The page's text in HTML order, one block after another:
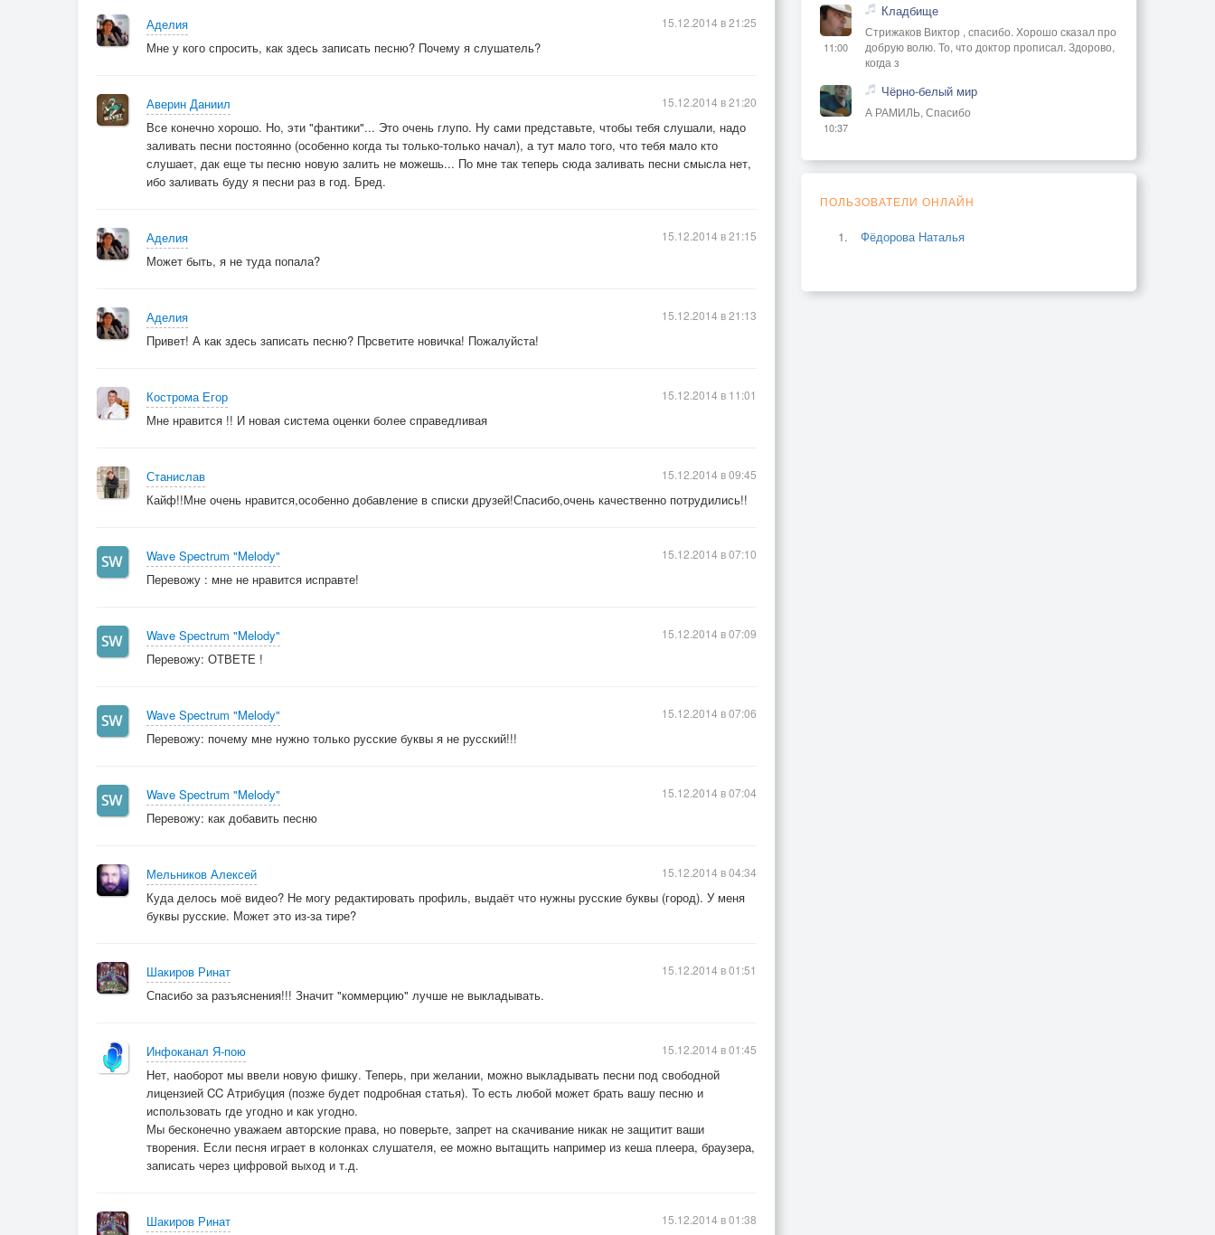
Аделия 15.12.2014 в 21:25
Мне у кого спросить, как здесь записать песню? Почему я слушатель?
Аверин Даниил 15.12.2014 в 21:20
Все конечно хорошо. Но, эти "фантики"... Это очень глупо. Ну сами представьте, чтобы тебя слушали, надо
заливать песни постоянно (особенно когда ты только-только начал), а тут мало того, что тебя мало кто
слушает, дак еще ты песню новую залить не можешь... По мне так теперь сюда заливать песни смысла нет,
ибо заливать буду я песни раз в год. Бред.
Аделия 15.12.2014 в 21:15
Может быть, я не туда попала?
Аделия 15.12.2014 в 21:13
Привет! А как здесь записать песню? Прсветите новичка! Пожалуйста!
Кострома Егор 15.12.2014 в 11:01
Мне нравится !! И новая система оценки более справедливая
Станислав 15.12.2014 в 09:45
Кайф!!Мне очень нравится,особенно добавление в списки друзей!Спасибо,очень качественно потрудились!!
Wave Spectrum "Melody" 15.12.2014 в 07:10
Перевожу : мне не нравится исправте!
Wave Spectrum "Melody" 15.12.2014 в 07:09
Перевожу: ОТВЕТЕ !
Wave Spectrum "Melody" 15.12.2014 в 07:06
Перевожу: почему мне нужно только русские буквы я не русский!!!
Wave Spectrum "Melody" 15.12.2014 в 07:04
Перевожу: как добавить песню
Мельников Алексей 15.12.2014 в 04:34
Куда делось моё видео? Не могу редактировать профиль, выдаёт что нужны русские буквы (город). У меня
буквы русские. Может это из-за тире?
Шакиров Ринат 15.12.2014 в 01:51
Спасибо за разъяснения!!! Значит "коммерцию" лучше не выкладывать.
Инфоканал Я-пою 15.12.2014 в 01:45
Нет, наоборот мы ввели новую фишку. Теперь, при желании, можно выкладывать песни под свободной
лицензией CC Атрибуция (позже будет подробная статья). То есть любой может брать вашу песню и
использовать где угодно и как угодно.
Мы бесконечно уважаем авторские права, но поверьте, запрет на скачивание никак не защитит ваши
творения. Если песня играет в колонках слушателя, ее можно вытащить например из кеша плеера, браузера,
записать через цифровой выход и т.д.
Шакиров Ринат 15.12.2014 в 01:38
11:00
Кладбище
Стрижаков Виктор , спасибо. Хорошо сказал про
добрую волю. То, что доктор прописал. Здорово,
когда з
10:37
Чёрно-белый мир
А РАМИЛЬ, Спасибо
ПОЛЬЗОВАТЕЛИ ОНЛАЙН
Фёдорова Наталья